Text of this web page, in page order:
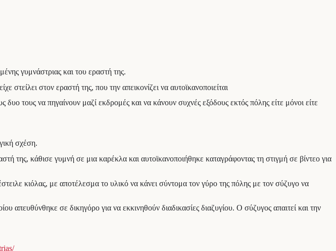
γυμνάστριας και του εραστή της.
στον εραστή της, που την απεικονίζει να αυτοϊκανοποιείται
τους να πηγαίνουν μαζί εκδρομές και να κάνουν συχνές εξόδους εκτός πόλης είτε μόνοι είτε
σχέση.
της, κάθισε γυμνή σε μια καρέκλα και αυτοϊκανοποιήθηκε καταγράφοντας τη στιγμή σε βίντεο για
κιόλας, με αποτέλεσμα το υλικό να κάνει σύντομα τον γύρο της πόλης με τον σύζυγο να
σε δικηγόρο για να εκκινηθούν διαδικασίες διαζυγίου. Ο σύζυγος απαιτεί και την